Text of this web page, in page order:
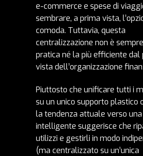
e-commerce e spese di
sembrare, a prima vista,
comoda. Tuttavia, questa
centralizzazione non è
pratica né la più efficiente dal
vista dell’organizzazione
Piuttosto che unificare tutti i
su un unico supporto plastico
la tendenza attuale verso
intelligente suggerisce che
utilizzi e gestirli in modo
(ma centralizzato su un’unica